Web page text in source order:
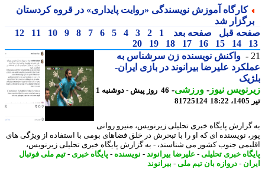
کارگاه آموزش نویسندگی «روایت پایداری» در قروه کردستان
شد
قبل صفحه بعد 1
2
3
4
5
6
7
8
9
10
11
12
14
15
16
17
18
19
20
واکنش نویسنده زن سرشناس به
علیرضا بیرانوند در بازی ایران-
نیوز-ورزشی-
46 روز پیش - دوشنبه 1
81725124
پایگاه خبری تحلیلی زیرنویس، منیرو روانی
نویسنده ای که او را با تبحرش در خلق فضاهای بومی با استفاده از ویژگی های
جنوب کشور می شناسند، - به گزارش پایگاه خبری تحلیلی زیرنویس،
خبری تحلیلی-علیرضا بیرانوند -نویسنده-پایگاه خبری- تیم ملی فوتبال
- دروازه بان تیم ملی -بیرانوند